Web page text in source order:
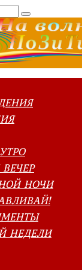
НОЧИ
НЕДЕЛИ